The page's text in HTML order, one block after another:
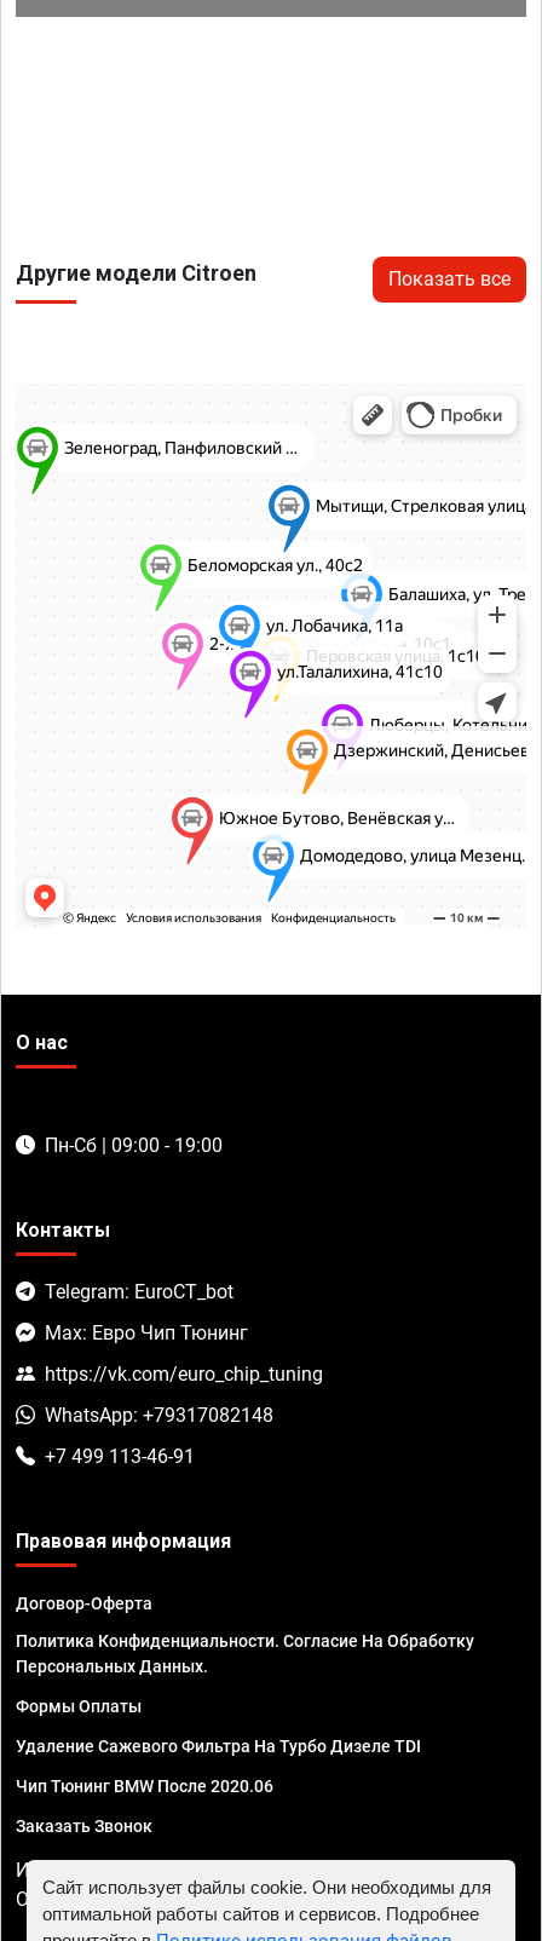
Другие модели Citroen Показать все
О нас
Пн-Сб | 09:00 - 19:00
Контакты
Telegram: EuroCT_bot
Max: Евро Чип Тюнинг
https://vk.com/euro_chip_tuning
WhatsApp: +79317082148
+7 499 113-46-91
Правовая информация
Договор-Оферта
Политика Конфиденциальности. Согласие На Обработку
Персональных Данных.
Формы Оплаты
Удаление Сажевого Фильтра На Турбо Дизеле TDI
Чип Тюнинг BMW После 2020.06
Заказать Звонок
ИП Смирнов Георгий Павлович. ИНН 781302555843,
ОГРНИП 324470400032610
Сайт использует файлы cookie. Они необходимы для
оптимальной работы сайтов и сервисов. Подробнее